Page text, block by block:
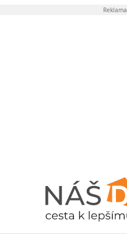
Reklama